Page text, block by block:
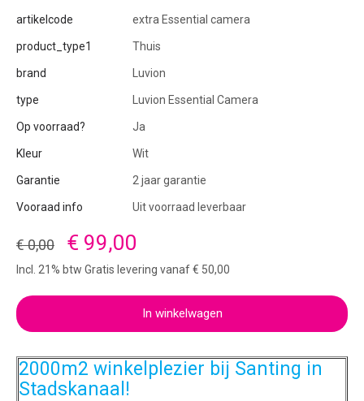
artikelcode extra Essential camera
product_type1 Thuis
brand Luvion
type Luvion Essential Camera
Op voorraad? Ja
Kleur Wit
Garantie 2 jaar garantie
Vooraad info Uit voorraad leverbaar
€ 0,00 € 99,00
Incl. 21% btw Gratis levering vanaf € 50,00
In winkelwagen
2000m2 winkelplezier bij Santing in
Stadskanaal!